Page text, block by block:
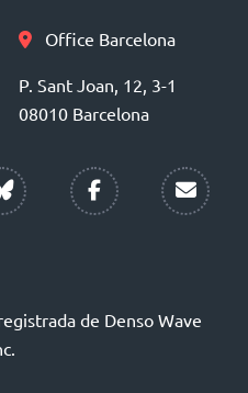
Office Barcelona
P. Sant Joan, 12, 3-1
08010 Barcelona
de Denso Wave